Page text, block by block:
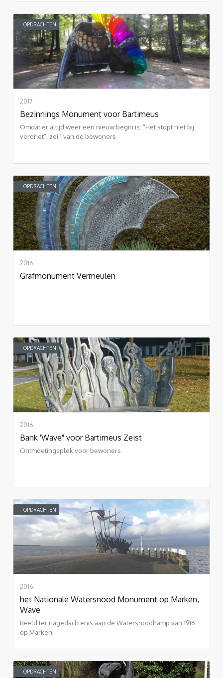
OPDRACHTEN
2017
Bezinnings Monument voor Bartimeus
Omdat er altijd weer een nieuw begin is: “Het stopt niet bij
verdriet”, zei 1 van de bewoners
OPDRACHTEN
2016
Grafmonument Vermeulen
OPDRACHTEN
2016
Bank 'Wave" voor Bartimeus Zeist
Ontmoetingsplek voor bewoners
OPDRACHTEN
2016
het Nationale Watersnood Monument op Marken,
Wave
Beeld ter nagedachtenis aan de Watersnoodramp van 1916
op Marken
OPDRACHTEN